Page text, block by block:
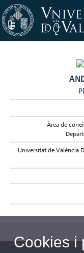
Àrea de
Universitat de València
© 2026 UV. - Av. Blasco
Cookies i